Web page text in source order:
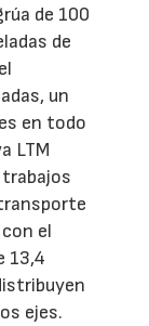
de 100
de
un
en todo
LTM
el
13,4
ejes.